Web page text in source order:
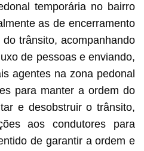
temporária no bairro
as de encerramento
trânsito, acompanhando
de pessoas e enviando,
agentes na zona pedonal
para manter a ordem do
e desobstruir o trânsito,
aos condutores para
de garantir a ordem e